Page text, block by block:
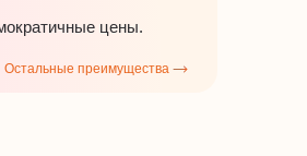
цены.
Остальные преимущества